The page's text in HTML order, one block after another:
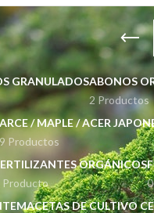
GRANULADOSABONOS
2 Productos
ARCE / MAPLE / ACER
9 Productos
ORGÁNICOS
Producto
MACETAS DE CULTIVO